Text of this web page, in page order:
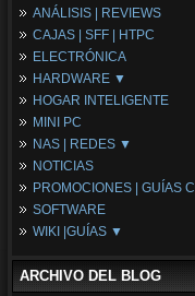
ANÁLISIS | REVIEWS
CAJAS | SFF | HTPC
ELECTRÓNICA
HARDWARE ▼
Fuentes de Alimentación
Memória RAM
Placas Base
Procesadores
Periféricos
Refrigeración
Tarjetas Gráficas
HOGAR INTELIGENTE
MINI PC
NAS | REDES ▼
NAS
Espacio Synology
Redes
NOTICIAS
PROMOCIONES | GUÍAS
Configuraciones
Guías de Compras
SOFTWARE
WIKI |GUÍAS ▼
Wikipedia
ARCHIVO DEL BLOG